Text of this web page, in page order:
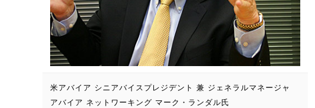
米アバイア シニアバイスプレジデント 兼 ジェネラルマネージャ
アバイア ネットワーキング マーク・ランダル氏